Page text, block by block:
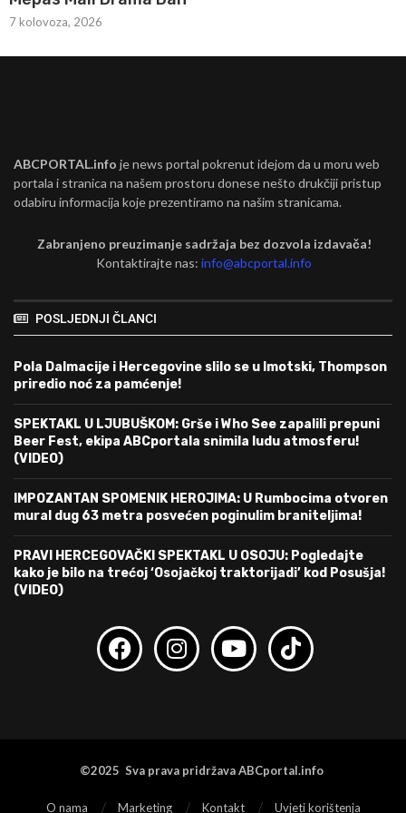
7 kolovoza, 2026
ABCPORTAL.info je news portal pokrenut idejom da u moru web
portala i stranica na našem prostoru donese nešto drukčiji pristup
odabiru informacija koje prezentiramo na našim stranicama.
Zabranjeno preuzimanje sadržaja bez dozvola izdavača!
Kontaktirajte nas:info@abcportal.info
POSLJEDNJI ČLANCI
Pola Dalmacije i Hercegovine slilo se u Imotski, Thompson
priredio noć za pamćenje!
SPEKTAKL U LJUBUŠKOM: Grše i Who See zapalili prepuni
Beer Fest, ekipa ABCportala snimila ludu atmosferu!
(VIDEO)
IMPOZANTAN SPOMENIK HEROJIMA: U Rumbocima otvoren
mural dug 63 metra posvećen poginulim braniteljima!
PRAVI HERCEGOVAČKI SPEKTAKL U OSOJU: Pogledajte
kako je bilo na trećoj ‘Osojačkoj traktorijadi’ kod Posušja!
(VIDEO)
©2025 Sva prava pridržava ABCportal.info
O nama Marketing Kontakt Uvjeti korištenja